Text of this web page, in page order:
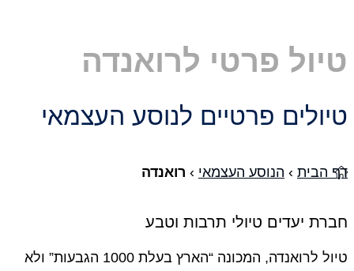
פרטי לרואנדה
פרטיים לנוסע העצמאי
הבית›הנוסע העצמאי›רואנדה
יעדים טיולי תרבות וטבע
טיול לרואנדה, המכונה “הארץ בעלת 1000 הגבעות” ולא